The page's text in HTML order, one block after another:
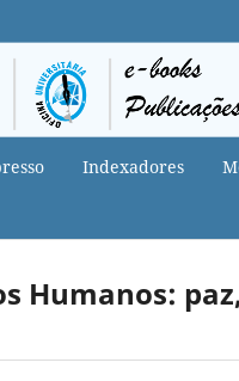
Indexadores
Humanos: